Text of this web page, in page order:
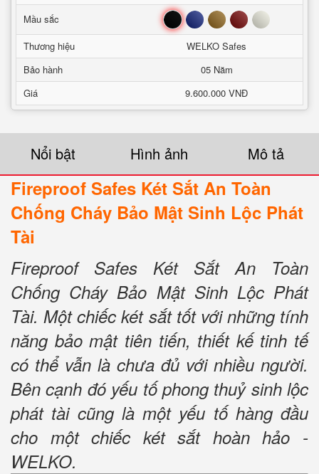
Mầu sắc Đen Xanh Nâu Đỏ Trắng
Thương hiệu
WELKO Safes
Bảo hành
05 Năm
Giá
9.600.000 VNĐ
Nổi bật Hình ảnh Mô tả
Fireproof Safes Két Sắt An Toàn
Chống Cháy Bảo Mật Sinh Lộc Phát
Tài
Fireproof Safes Két Sắt An Toàn
Chống Cháy Bảo Mật Sinh Lộc Phát
Tài. Một chiếc két sắt tốt với những tính
năng bảo mật tiên tiến, thiết kế tinh tế
có thể vẫn là chưa đủ với nhiều người.
Bên cạnh đó yếu tố phong thuỷ sinh lộc
phát tài cũng là một yếu tố hàng đầu
cho một chiếc két sắt hoàn hảo -
WELKO.